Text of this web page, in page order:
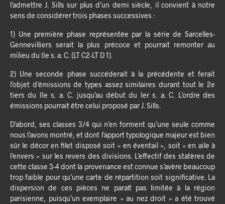
l’admettre J. Sills sur plus d’un demi siècle, il convient à notre
sens de considérer trois phases successives :
1) Une première phase représentée par la série de Sarcelles-
Gennevilliers serait la plus précoce et pourrait remonter au
milieu du IIe s. a. C. (LT C2-LT D 1).
2) Une seconde phase succéderait à la précédente et ferait
l’objet d’émissions de types assez similaires durant tout le 2e
tiers du IIe s. a. C. jusqu’au début du Ier s. a. C. L’ordre des
émissions pourrait être celui proposé par J. Sills.
D’abord, ses classes 3/4 qui n’en forment qu’une seule comme
nous l’avons montré, et dont l’apport typologique majeur est bien
sûr le décor en filet disposé soit « en éventail », soit « en aile à
l’envers » sur les revers des divisions. L’effectif des statères de
cette classe 3-4 dont la provenance est connue s’avère beaucoup
trop faible pour qu’une carte de répartition soit significative. La
dispersion de ces pièces ne paraît pas limitée à la région
parisienne, puisqu’un exemplaire « au nez droit » a été trouvé